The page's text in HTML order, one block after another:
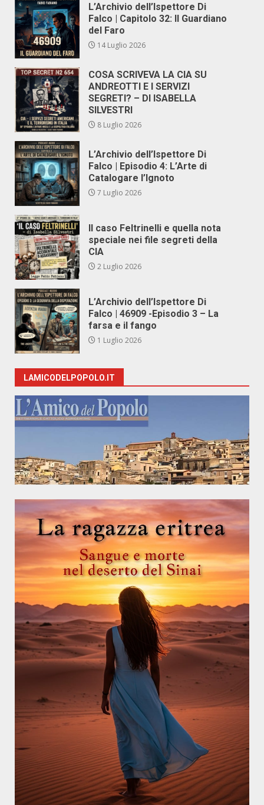
L’Archivio dell’Ispettore Di
Falco | Capitolo 32: Il Guardiano
del Faro
14 Luglio 2026
COSA SCRIVEVA LA CIA SU
ANDREOTTI E I SERVIZI
SEGRETI? – DI ISABELLA
SILVESTRI
8 Luglio 2026
L’Archivio dell’Ispettore Di
Falco | Episodio 4: L’Arte di
Catalogare l’Ignoto
7 Luglio 2026
Il caso Feltrinelli e quella nota
speciale nei file segreti della
CIA
2 Luglio 2026
L’Archivio dell’Ispettore Di
Falco | 46909 -Episodio 3 – La
farsa e il fango
1 Luglio 2026
LAMICODELPOPOLO.IT